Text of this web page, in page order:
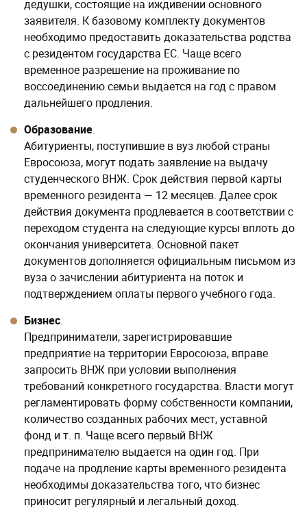
дедушки, состоящие на иждивении основного
заявителя. К базовому комплекту документов
необходимо предоставить доказательства родства
с резидентом государства ЕС. Чаще всего
временное разрешение на проживание по
воссоединению семьи выдается на год с правом
дальнейшего продления.
Образование.
Абитуриенты, поступившие в вуз любой страны
Евросоюза, могут подать заявление на выдачу
студенческого ВНЖ. Срок действия первой карты
временного резидента — 12 месяцев. Далее срок
действия документа продлевается в соответствии с
переходом студента на следующие курсы вплоть до
окончания университета. Основной пакет
документов дополняется официальным письмом из
вуза о зачислении абитуриента на поток и
подтверждением оплаты первого учебного года.
Бизнес.
Предприниматели, зарегистрировавшие
предприятие на территории Евросоюза, вправе
запросить ВНЖ при условии выполнения
требований конкретного государства. Власти могут
регламентировать форму собственности компании,
количество созданных рабочих мест, уставной
фонд и т. п. Чаще всего первый ВНЖ
предпринимателю выдается на один год. При
подаче на продление карты временного резидента
необходимы доказательства того, что бизнес
приносит регулярный и легальный доход.